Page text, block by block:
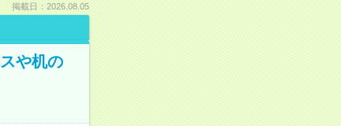
掲載日：2026.08.05
や机の